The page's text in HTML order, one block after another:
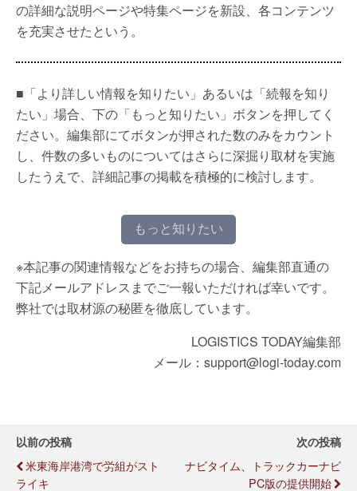
の詳細な説明ページや特集ページを新設、各コンテンツ
を充実させたという。
■「より詳しい情報を知りたい」あるいは「続報を知り
たい」場合、下の「もっと知りたい」ボタンを押してく
ださい。編集部にてボタンが押された数のみをカウント
し、件数の多いものについてはさらに深掘り取材を実施
したうえで、詳細記事の掲載を積極的に検討します。
もっと知りたい
※本記事の関連情報などをお持ちの場合、編集部直通の
下記メールアドレスまでご一報いただければ幸いです。
弊社では取材源の秘匿を徹底しています。
LOGISTICS TODAY編集部
メール：support@logi-today.com
以前の投稿
米東海岸港湾で労組がスト
ライキ
次の投稿
ナビタイム、トラックカーナビ
PC版の提供開始